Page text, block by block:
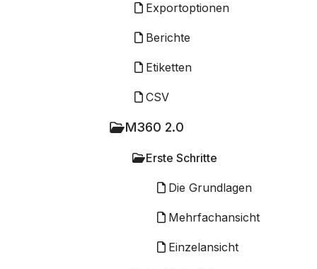
Exportoptionen
Berichte
Etiketten
CSV
M360 2.0
Erste Schritte
Die Grundlagen
Mehrfachansicht
Einzelansicht